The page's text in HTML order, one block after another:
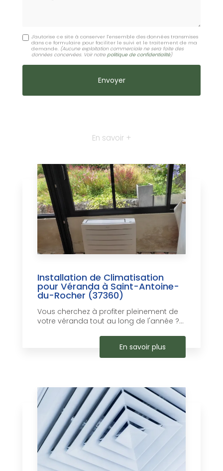
J'autorise ce site à conserver l'ensemble des données transmises
dans ce formulaire pour faciliter le suivi et le traitement de ma
demande. (Aucune exploitation commerciale ne sera faite des
données concervées. Voir notre politique de confidentialité)
En savoir +
Installation de Climatisation
pour Véranda à Saint-Antoine-
du-Rocher (37360)
Vous cherchez à profiter pleinement de
votre véranda tout au long de l'année ?...
En savoir plus